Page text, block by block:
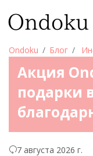
Ondoku Блог
Акция
подарки
7 августа 2026 г.